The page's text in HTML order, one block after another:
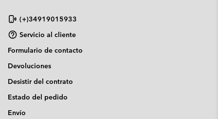
(+)34919015933
Servicio al cliente
Formulario de contacto
Devoluciones
Desistir del contrato
Estado del pedido
Envío